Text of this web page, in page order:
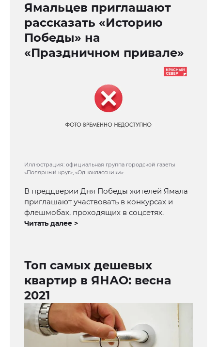
Ямальцев приглашают
рассказать «Историю
Победы» на
«Праздничном привале»
Иллюстрация: официальная группа городской газеты
«Полярный круг», «Одноклассники»
В преддверии Дня Победы жителей Ямала
приглашают участвовать в конкурсах и
флешмобах, проходящих в соцсетях.
Читать далее >
Топ самых дешевых
квартир в ЯНАО: весна
2021